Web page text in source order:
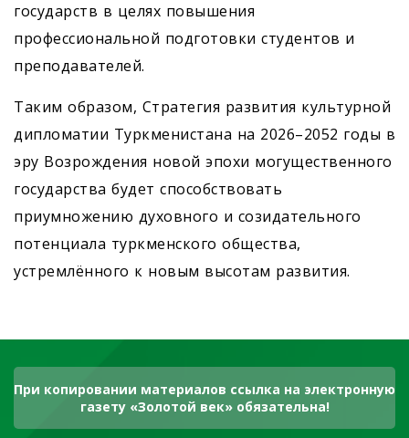
государств в целях повышения
профессиональной подготовки студентов и
преподавателей.
Таким образом, Стратегия развития культурной
дипломатии Туркменистана на 2026–2052 годы в
эру Возрождения новой эпохи могущественного
государства будет способствовать
приумножению духовного и созидательного
потенциала туркменского общества,
устремлённого к новым высотам развития.
При копировании материалов ссылка на электронную
газету «Золотой век» обязательна!